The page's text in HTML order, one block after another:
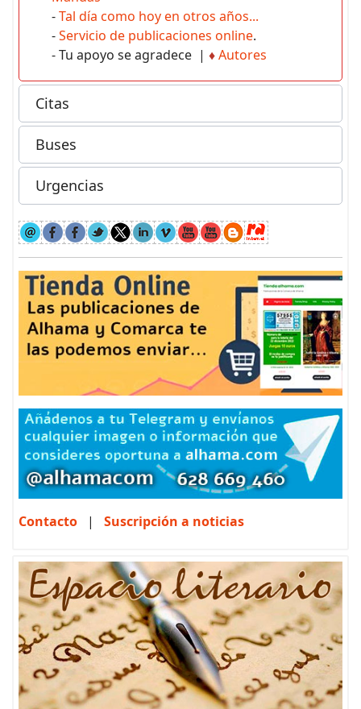
-Tal día como hoy en otros años...
-Servicio de publicaciones online.
- Tu apoyo se agradece | ♦Autores
Citas
Buses
Urgencias
Contacto | Suscripción a noticias